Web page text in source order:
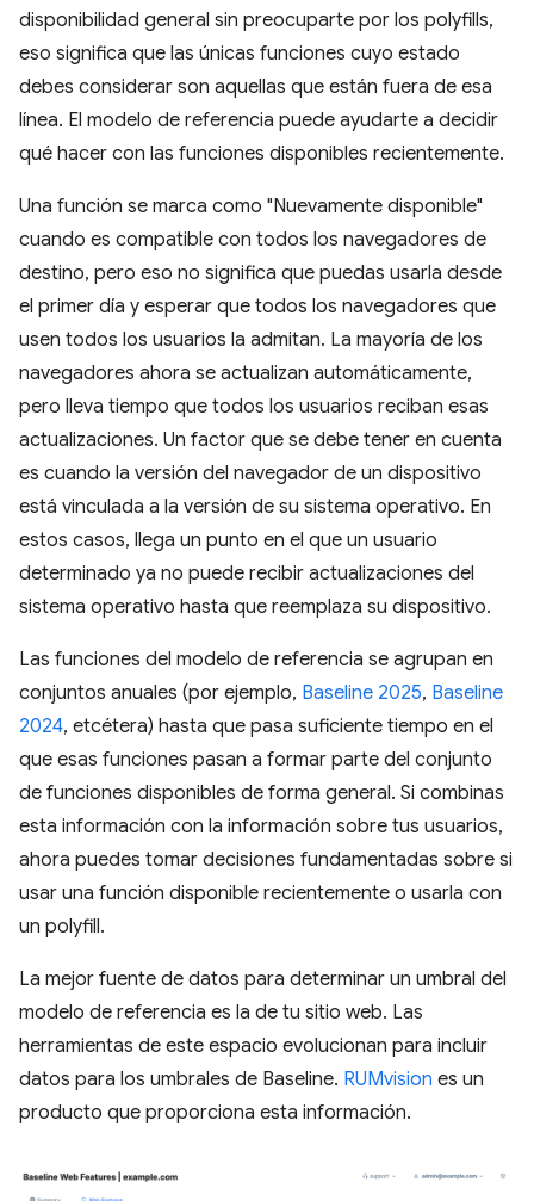
disponibilidad general sin preocuparte por los polyfills,
eso significa que las únicas funciones cuyo estado
debes considerar son aquellas que están fuera de esa
línea. El modelo de referencia puede ayudarte a decidir
qué hacer con las funciones disponibles recientemente.
Una función se marca como "Nuevamente disponible"
cuando es compatible con todos los navegadores de
destino, pero eso no significa que puedas usarla desde
el primer día y esperar que todos los navegadores que
usen todos los usuarios la admitan. La mayoría de los
navegadores ahora se actualizan automáticamente,
pero lleva tiempo que todos los usuarios reciban esas
actualizaciones. Un factor que se debe tener en cuenta
es cuando la versión del navegador de un dispositivo
está vinculada a la versión de su sistema operativo. En
estos casos, llega un punto en el que un usuario
determinado ya no puede recibir actualizaciones del
sistema operativo hasta que reemplaza su dispositivo.
Las funciones del modelo de referencia se agrupan en
conjuntos anuales (por ejemplo, Baseline 2025, Baseline
2024, etcétera) hasta que pasa suficiente tiempo en el
que esas funciones pasan a formar parte del conjunto
de funciones disponibles de forma general. Si combinas
esta información con la información sobre tus usuarios,
ahora puedes tomar decisiones fundamentadas sobre si
usar una función disponible recientemente o usarla con
un polyfill.
La mejor fuente de datos para determinar un umbral del
modelo de referencia es la de tu sitio web. Las
herramientas de este espacio evolucionan para incluir
datos para los umbrales de Baseline. RUMvision es un
producto que proporciona esta información.